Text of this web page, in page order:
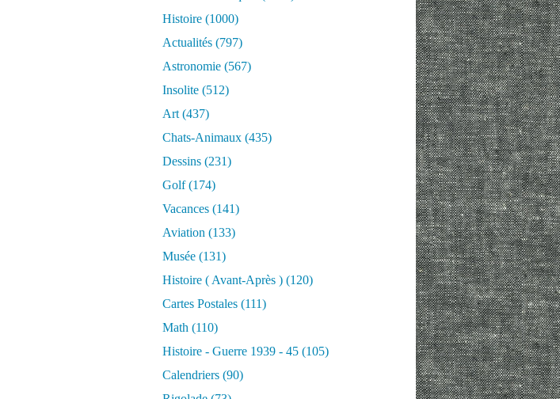
Histoire (1000)
Actualités (797)
Astronomie (567)
Insolite (512)
Art (437)
Chats-Animaux (435)
Dessins (231)
Golf(174)
Vacances (141)
Aviation (133)
Musée (131)
Histoire ( Avant-Après ) (120)
Cartes Postales (111)
Math (110)
Histoire - Guerre 1939 - 45 (105)
Calendriers (90)